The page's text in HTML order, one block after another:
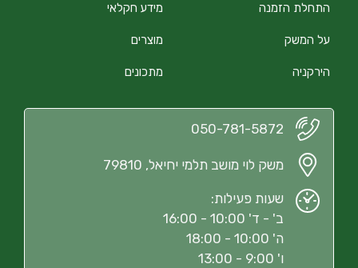
התחלת הזמנה
על המשק
הירקניה
מידע חקלאי
מוצרים
מתכונים
050-781-5872
משק לוי מושב תלמי יחיאל, 79810
שעות פעילות:
ב' - ד' 10:00 - 16:00
ה' 10:00 - 18:00
ו' 9:00 - 13:00